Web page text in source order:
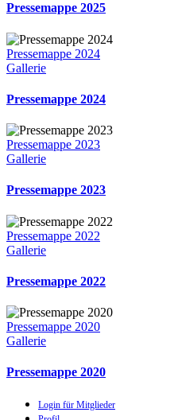
Pressemappe 2025
Pressemappe 2024
Gallerie
Pressemappe 2024
Pressemappe 2023
Gallerie
Pressemappe 2023
Pressemappe 2022
Gallerie
Pressemappe 2022
Pressemappe 2020
Gallerie
Pressemappe 2020
Login für Mitglieder